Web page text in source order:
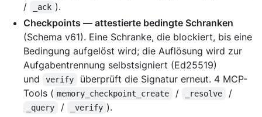
/ _ack ).
Checkpoints — attestierte bedingte Schranken
(Schema v61). Eine Schranke, die blockiert, bis eine
Bedingung aufgelöst wird; die Auflösung wird zur
Aufgabentrennung selbstsigniert (Ed25519)
und
verify
überprüft die Signatur erneut. 4 MCP-
Tools ( memory_checkpoint_create / _resolve /
_query / _verify ).